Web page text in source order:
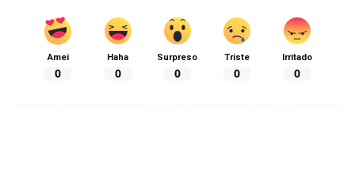
Amei
0
Haha
0
Surpreso
0
Triste
0
Irritado
0